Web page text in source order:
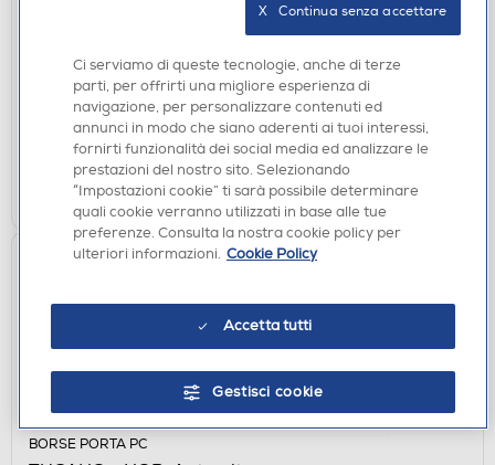
€ 44,90consigliato
Acquisto online: disponibile
Ritiro in negozio in 30' gratuito:verifica
AGGIUNGI
BORSE PORTA PC
Ci serviamo di queste tecnologie, anche di terze
parti, per offrirti una migliore esperienza di
navigazione, per personalizzare contenuti ed
annunci in modo che siano aderenti ai tuoi interessi,
fornirti funzionalità dei social media ed analizzare le
prestazioni del nostro sito. Selezionando
“Impostazioni cookie” ti sarà possibile determinare
quali cookie verranno utilizzati in base alle tue
preferenze. Consulta la nostra cookie policy per
ulteriori informazioni. Cookie Policy
Accetta tutti
Gestisci cookie
X   Continua senza accettare